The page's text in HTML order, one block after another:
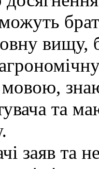
вищу,
та
заяв та